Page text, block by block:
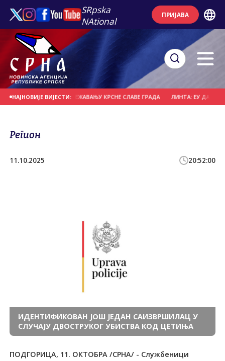
SRpska
NAtional
ПРИЈАВА
НАЈНОВИЈЕ ВИЈЕСТИ:
ПРИСУСТВУЈЕ ОБИЉЕЖАВАЊУ КРСНЕ СЛАВЕ ГРАДА ЛИНТА: ЕУ ДА
Регион
11.10.2025 20:52:00
ИДЕНTИФИКОВАН ЈОШ ЈЕДАН САИЗВРШИЛАЦ У
СЛУЧАЈУ ДВОСТРУКОГ УБИСТВА КОД ЦЕТИЊА
ПОДГОРИЦА, 11. ОКТОБРА /СРНА/ - Службеници